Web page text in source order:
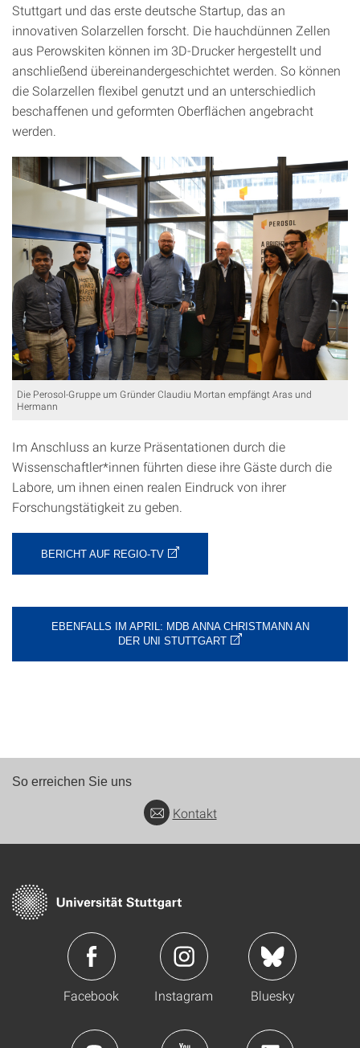
Stuttgart und das erste deutsche Startup, das an
innovativen Solarzellen forscht. Die hauchdünnen Zellen
aus Perowskiten können im 3D-Drucker hergestellt und
anschließend übereinandergeschichtet werden. So können
die Solarzellen flexibel genutzt und an unterschiedlich
beschaffenen und geformten Oberflächen angebracht
werden.
Die Perosol-Gruppe um Gründer Claudiu Mortan empfängt Aras und
Hermann
Im Anschluss an kurze Präsentationen durch die
Wissenschaftler*innen führten diese ihre Gäste durch die
Labore, um ihnen einen realen Eindruck von ihrer
Forschungstätigkeit zu geben.
BERICHT AUF REGIO-TV
EBENFALLS IM APRIL: MDB ANNA CHRISTMANN AN
DER UNI STUTTGART
So erreichen Sie uns
Kontakt
Facebook Instagram Bluesky